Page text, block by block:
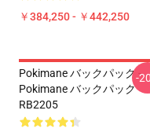
￥384,250 - ￥442,250
Pokimane バックパック -
Pokimane バックパック
RB2205
-